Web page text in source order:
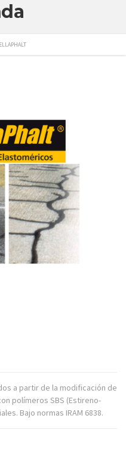
a partir de la modificación de
polímeros SBS (Estireno-
Bajo normas IRAM 6838.